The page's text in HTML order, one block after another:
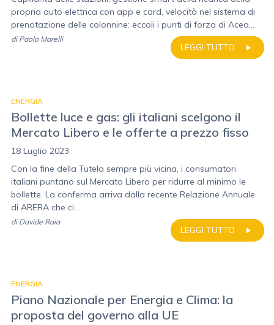
propria auto elettrica con app e card, velocità nel sistema di
prenotazione delle colonnine: eccoli i punti di forza di Acea...
LEGGI TUTTO
di Paolo Marelli
ENERGIA
Bollette luce e gas: gli italiani scelgono il
Mercato Libero e le offerte a prezzo fisso
18 Luglio 2023
Con la fine della Tutela sempre più vicina, i consumatori
italiani puntano sul Mercato Libero per ridurre al minimo le
bollette. La conferma arriva dalla recente Relazione Annuale
di ARERA che ci...
LEGGI TUTTO
di Davide Raia
ENERGIA
Piano Nazionale per Energia e Clima: la
proposta del governo alla UE